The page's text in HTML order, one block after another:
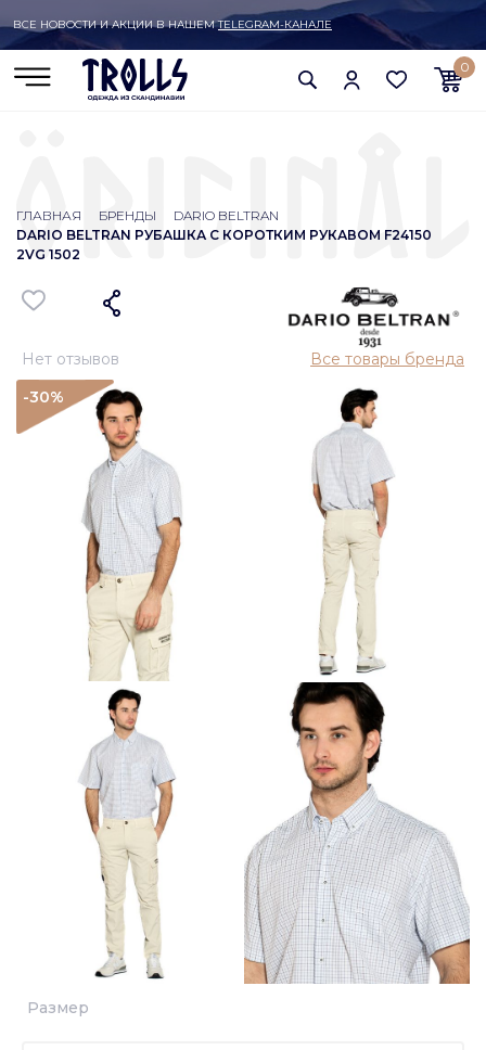
ВСЕ НОВОСТИ И АКЦИИ В НАШЕМTELEGRAM-КАНАЛЕ
0
ГЛАВНАЯ БРЕНДЫ
DARIO BELTRAN
DARIO BELTRAN РУБАШКА С КОРОТКИМ РУКАВОМ F24150
2VG 1502
Нет отзывов
Все товары бренда
-30%
Размер